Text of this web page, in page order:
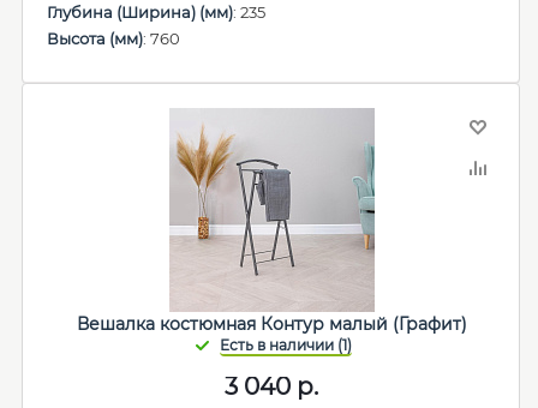
Глубина (Ширина) (мм): 235
Высота (мм): 760
Вешалка костюмная Контур малый (Графит)
3 040 р.